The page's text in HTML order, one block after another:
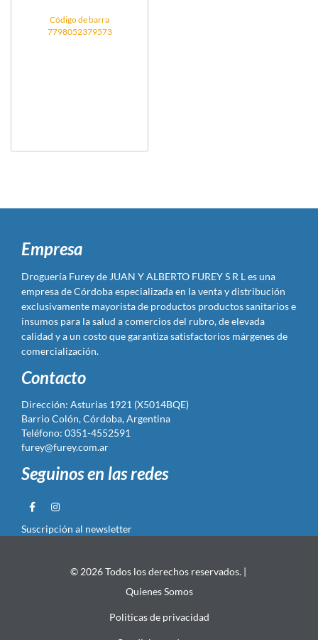
Código de barra
7798052379573
Empresa
Droguería Furey de JUAN Y ALBERTO FUREY S R L es una
empresa de Córdoba especializada en la venta y distribución
exclusivamente mayorista de productos productos sanitarios e
insumos para la salud a comercios del rubro, de elevada
calidad y a un costo que garantiza satisfactorios márgenes de
comercialización.
Contacto
Dirección: Asturias 1921 (X5014BQE)
Barrio Colón, Córdoba, Argentina
Teléfono: 0351-4552591
furey@furey.com.ar
Seguinos en las redes
Suscripción al newsletter
© 2026 Todos los derechos reservados. |
Quienes Somos
Politicas de privacidad